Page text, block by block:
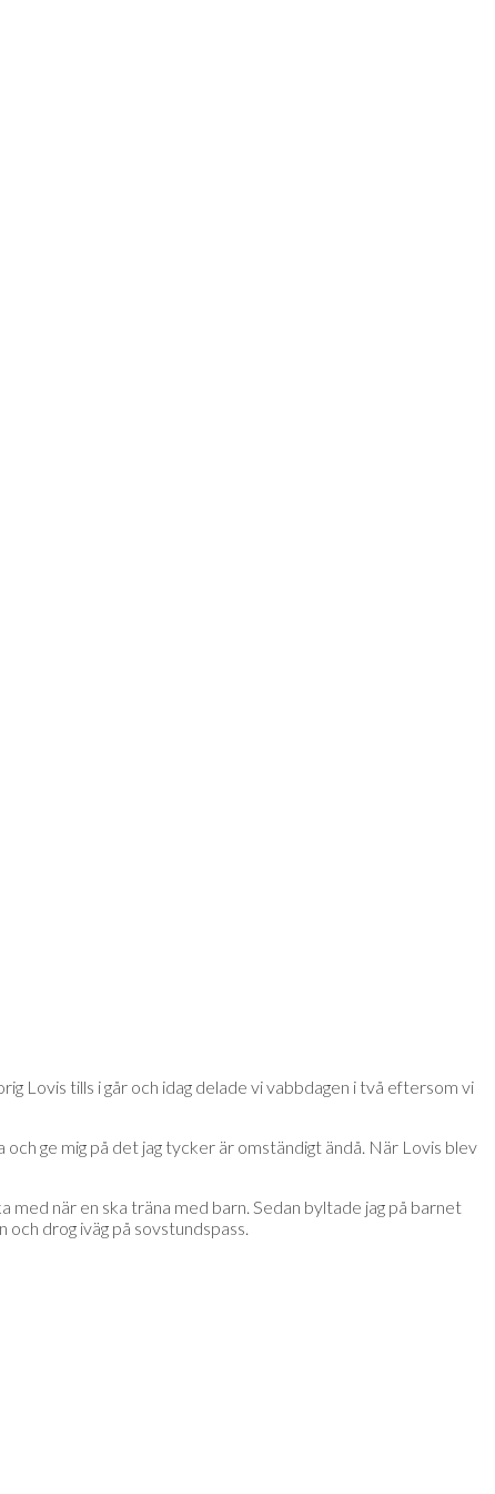
Lovis tills i går och idag delade vi vabbdagen i två eftersom vi
ge mig på det jag tycker är omständigt ändå. När Lovis blev
med när en ska träna med barn. Sedan byltade jag på barnet
drog iväg på sovstundspass.